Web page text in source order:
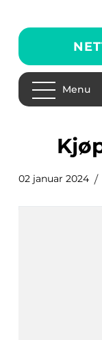
Menu
02 januar 2024